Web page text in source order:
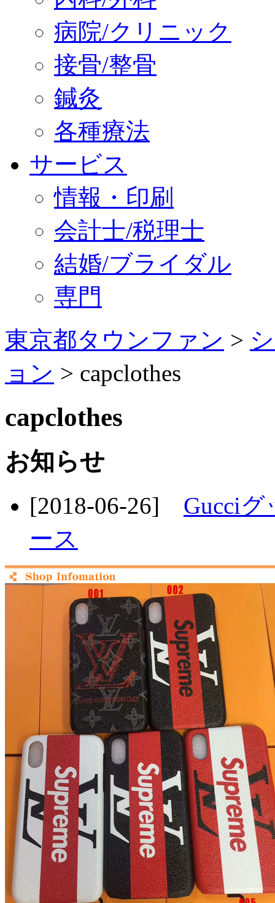
病院/クリニック
接骨/整骨
鍼灸
各種療法
サービス
情報・印刷
会計士/税理士
結婚/ブライダル
専門
東京都タウンファン >
ョン > capclothes
capclothes
お知らせ
[2018-06-26] Gucciグ
ース